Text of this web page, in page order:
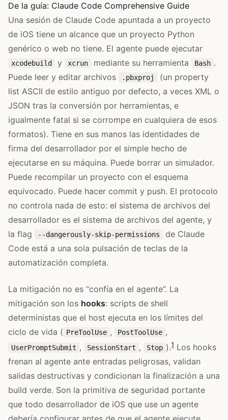
De la guía: Claude Code Comprehensive Guide
Una sesión de Claude Code apuntada a un proyecto
de iOS tiene un alcance que un proyecto Python
genérico o web no tiene. El agente puede ejecutar
xcodebuild y xcrun mediante su herramienta Bash .
Puede leer y editar archivos
.pbxproj
(un property
list ASCII de estilo antiguo por defecto, a veces XML o
JSON tras la conversión por herramientas, e
igualmente fatal si se corrompe en cualquiera de esos
formatos). Tiene en sus manos las identidades de
firma del desarrollador por el simple hecho de
ejecutarse en su máquina. Puede borrar un simulador.
Puede recompilar un proyecto con el esquema
equivocado. Puede hacer commit y push. El protocolo
no controla nada de esto: el sistema de archivos del
desarrollador es el sistema de archivos del agente, y
la flag
--dangerously-skip-permissions
de Claude
Code está a una sola pulsación de teclas de la
automatización completa.
La mitigación no es “confía en el agente”. La
mitigación son los hooks: scripts de shell
deterministas que el host ejecuta en los límites del
ciclo de vida ( PreToolUse , PostToolUse ,
UserPromptSubmit , SessionStart , Stop ).1 Los hooks
frenan al agente ante entradas peligrosas, validan
salidas destructivas y condicionan la finalización a una
build verde. Son la primitiva de seguridad portante
que todo desarrollador de iOS que use un agente